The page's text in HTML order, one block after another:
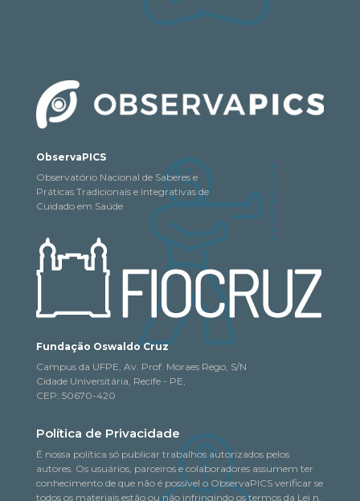
ObservaPICS
Observatório Nacional de Saberes e
Práticas Tradicionais e Integrativas de
Cuidado em Saúde
Fundação Oswaldo Cruz
Campus da UFPE, Av. Prof. Moraes Rego, S/N
Cidade Universitária, Recife - PE,
CEP: 50670-420
Política de Privacidade
É nossa política só publicar trabalhos autorizados pelos
autores. Os usuários, parceiros e colaboradores assumem ter
conhecimento de que não é possível o ObservaPICS verificar se
todos os materiais estão ou não infringindo os termos da Lei n.